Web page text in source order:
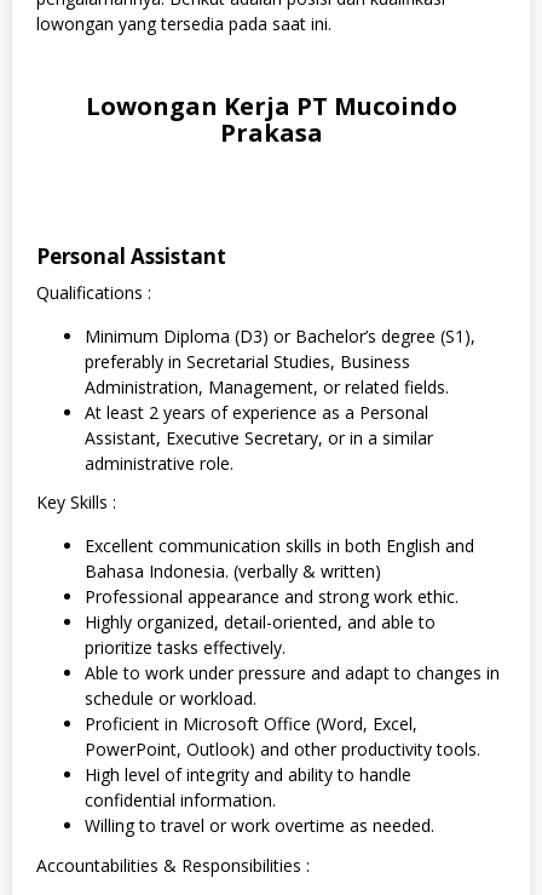
lowongan yang tersedia pada saat ini.
Lowongan Kerja PT Mucoindo
Prakasa
Personal Assistant
Qualifications :
Minimum Diploma (D3) or Bachelor’s degree (S1),
preferably in Secretarial Studies, Business
Administration, Management, or related fields.
At least 2 years of experience as a Personal
Assistant, Executive Secretary, or in a similar
administrative role.
Key Skills :
Excellent communication skills in both English and
Bahasa Indonesia. (verbally & written)
Professional appearance and strong work ethic.
Highly organized, detail-oriented, and able to
prioritize tasks effectively.
Able to work under pressure and adapt to changes in
schedule or workload.
Proficient in Microsoft Office (Word, Excel,
PowerPoint, Outlook) and other productivity tools.
High level of integrity and ability to handle
confidential information.
Willing to travel or work overtime as needed.
Accountabilities & Responsibilities :